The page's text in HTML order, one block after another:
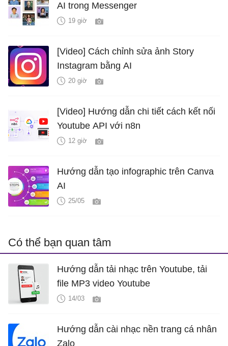
AI trong Messenger
19 giờ
[Video] Cách chỉnh sửa ảnh Story
Instagram bằng AI
20 giờ
[Video] Hướng dẫn chi tiết cách kết nối
Youtube API với n8n
12 giờ
Hướng dẫn tạo infographic trên Canva
AI
25/05
Có thể bạn quan tâm
Hướng dẫn tải nhạc trên Youtube, tải
file MP3 video Youtube
14/03
Hướng dẫn cài nhạc nền trang cá nhân
Zalo